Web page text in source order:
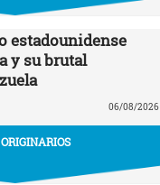
estadounidense
y su brutal
06/08/2026